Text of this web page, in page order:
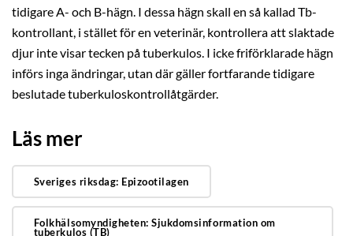
tidigare A- och B-hägn. I dessa hägn skall en så kallad Tb-
kontrollant, i stället för en veterinär, kontrollera att slaktade
djur inte visar tecken på tuberkulos. I icke friförklarade hägn
införs inga ändringar, utan där gäller fortfarande tidigare
beslutade tuberkuloskontrollåtgärder.
Läs mer
Sveriges riksdag: Epizootilagen
Folkhälsomyndigheten: Sjukdomsinformation om
tuberkulos (TB)